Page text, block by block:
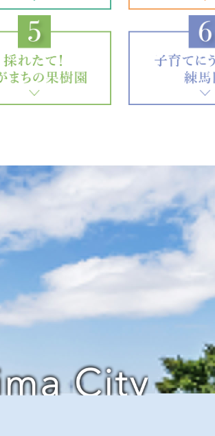
に新規間取りを公開しました。
）以降に順次ご案内させていただきます